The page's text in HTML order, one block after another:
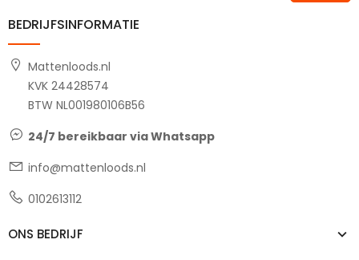
BEDRIJFSINFORMATIE
Mattenloods.nl
KVK 24428574
BTW NL001980106B56
24/7 bereikbaar via Whatsapp
info@mattenloods.nl
0102613112
ONS BEDRIJF